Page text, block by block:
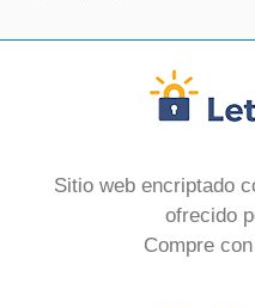
Sitio web encriptado
ofrecido
Compre